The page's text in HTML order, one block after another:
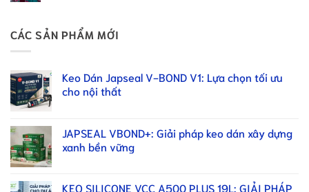
CÁC SẢN PHẨM MỚI
Keo Dán Japseal V-BOND V1: Lựa chọn tối ưu
cho nội thất
JAPSEAL VBOND+: Giải pháp keo dán xây dựng
xanh bền vững
KEO SILICONE VCC A500 PLUS 19L: GIẢI PHÁP